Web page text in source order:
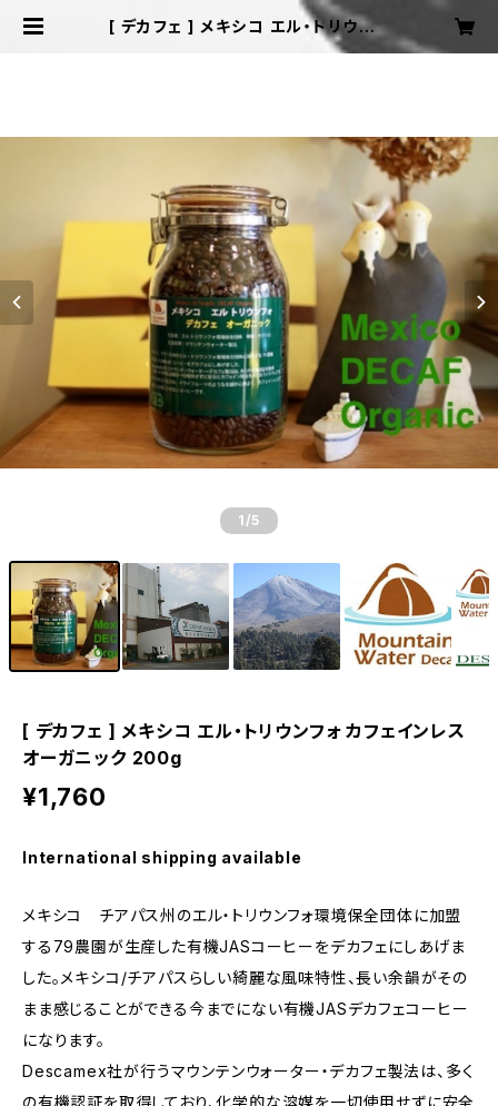
[ デカフェ ] メキシコ エル・トリウンフ
1 /5
[ デカフェ ] メキシコ エル・トリウンフォ カフェインレス
オーガニック 200g
¥1,760
International shipping available
メキシコ チアパス州のエル・トリウンフォ環境保全団体に加盟
する79農園が生産した有機JASコーヒーをデカフェにしあげま
した。メキシコ/チアパスらしい綺麗な風味特性、長い余韻がその
まま感じることができる今までにない有機JASデカフェコーヒー
になります。
Descamex社が行うマウンテンウォーター・デカフェ製法は、多く
の有機認証を取得しており、化学的な溶媒を一切使用せずに安全